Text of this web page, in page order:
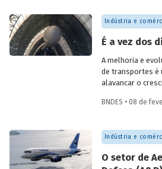
com as
necessárias a
concorrencial,
constante pelo
Indústria e
É a vez dos
A melhoria e
de transportes é
alavancar o
porções da
distribuição de
como o tráfego
mesmo a
BNDES • 08 de
Indústria e
O setor de